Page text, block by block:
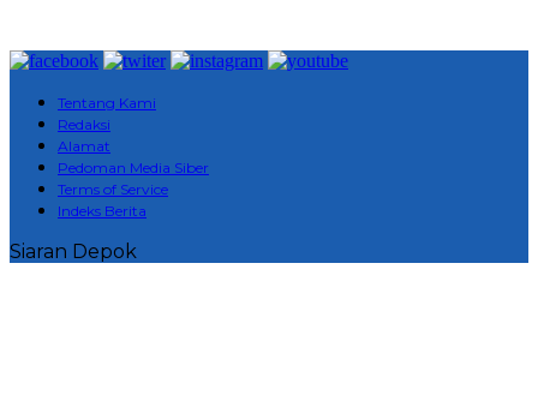
Tentang Kami
Redaksi
Alamat
Pedoman Media Siber
Terms of Service
Indeks Berita
Siaran Depok